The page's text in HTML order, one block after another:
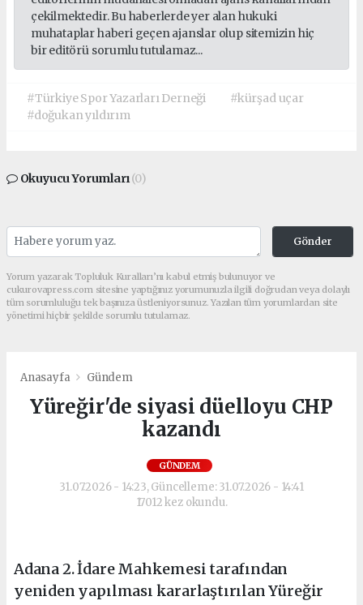
çekilmektedir. Bu haberlerde yer alan hukuki
muhataplar haberi geçen ajanslar olup sitemizin hiç
bir editörü sorumlu tutulamaz...
#Türkiye Spor Yazarları Derneği
#kürşad uçar
#doğukan yıldırım
Okuyucu Yorumları(0)
Gönder
Yorum yazarak Topluluk Kuralları’nı kabul etmiş bulunuyor ve
cukurovapress.com sitesine yaptığınız yorumunuzla ilgili doğrudan veya dolaylı
tüm sorumluluğu tek başınıza üstleniyorsunuz. Yazılan tüm yorumlardan site
yönetimi hiçbir şekilde sorumlu tutulamaz.
Anasayfa Gündem
Yüreğir'de siyasi düelloyu CHP
kazandı
GÜNDEM
31.07.2026 - 14:23, Güncelleme: 31.07.2026 - 14:41
17012 kez okundu.
Adana 2. İdare Mahkemesi tarafından
yeniden yapılması kararlaştırılan Yüreğir